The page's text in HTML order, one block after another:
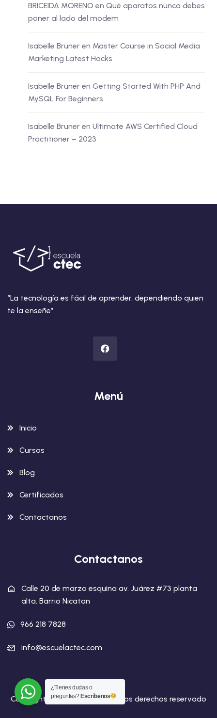
BRICEIDA MORENO en Qué aparatos nunca debes
poner al lado del modem
Isabelle Bruner en Master Course in Social Media
Marketing Latest Hacks
Isabelle Bruner en Getting Started With PHP And
MySQL For Beginners
Isabelle Bruner en Ultimate AWS Certified Cloud
Practitioner – 2023
“La tecnología es fácil de aprender, dependiendo quien
te la enseñe”
Menú
Inicio
Cursos
Blog
Certificados
Contactanos
Contactanos
Calle 20 de marzo esquina av. Juárez #73 planta
alta. Barrio Nicatan
966 218 7828
info@escuelactec.com
Copyright Escuela ctec | Todos los derechos reservado
¿Tienes dudas o
preguntas? Escríbenos